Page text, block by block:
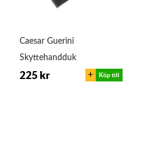
Caesar Guerini
Skyttehandduk
225 kr + Köp till